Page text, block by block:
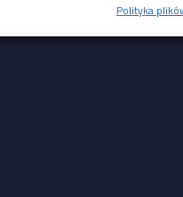
Polityka
HikCentral FocSign,